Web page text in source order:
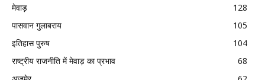
मेवाड़
128
पासवान गुलाबराय
105
इतिहास पुरुष
104
राष्ट्रीय राजनीति में मेवाड़ का प्रभाव
68